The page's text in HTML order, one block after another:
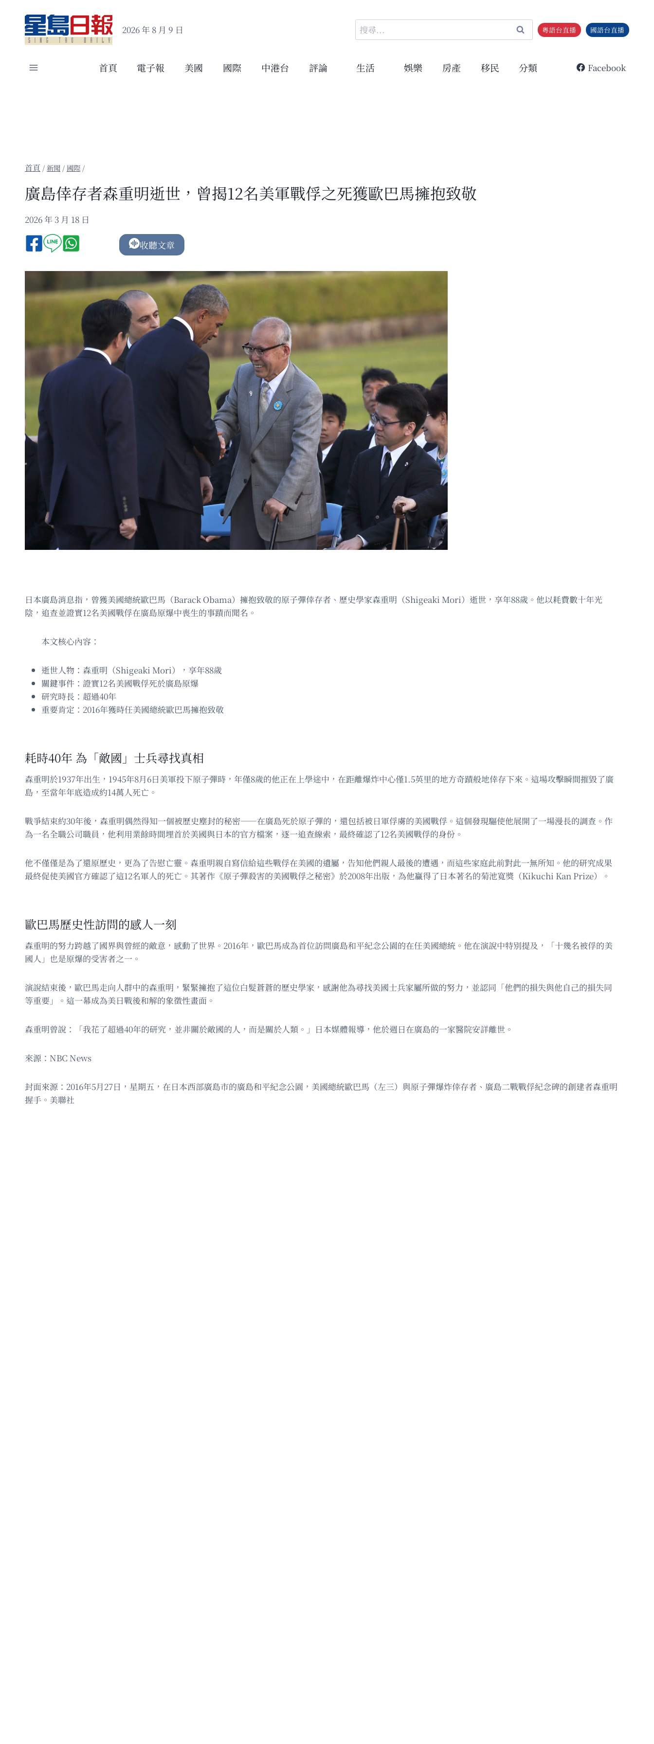
content
2026 年 8 月 9 日
搜
尋
鍵
粵語台直播 國語台直播
首頁 電子報 美國 國際 中港台 評論 生活 娛樂 房產 移民 分類 Facebook
/新聞 / 國際 /
廣島倖存者森重明逝世，曾揭12名美軍戰俘之死獲歐巴馬擁抱致敬
2026 年 3 月 18 日
收聽文章
日本廣島消息指，曾獲美國總統歐巴馬（Barack Obama）擁抱致敬的原子彈倖存者、歷史學家森重明（Shigeaki Mori）逝世，享年88歲。他以耗費數十年光
陰，追查並證實12名美國戰俘在廣島原爆中喪生的事蹟而聞名。
本文核心內容：
逝世人物：森重明（Shigeaki Mori），享年88歲
關鍵事件：證實12名美國戰俘死於廣島原爆
研究時長：超過40年
重要肯定：2016年獲時任美國總統歐巴馬擁抱致敬
耗時40年 為「敵國」士兵尋找真相
森重明於1937年出生，1945年8月6日美軍投下原子彈時，年僅8歲的他正在上學途中，在距離爆炸中心僅1.5英里的地方奇蹟般地倖存下來。這場攻擊瞬間摧毀了廣
島，至當年年底造成約14萬人死亡。
戰爭結束約30年後，森重明偶然得知一個被歷史塵封的秘密——在廣島死於原子彈的，還包括被日軍俘虜的美國戰俘。這個發現驅使他展開了一場漫長的調查。作
為一名全職公司職員，他利用業餘時間埋首於美國與日本的官方檔案，逐一追查線索，最終確認了12名美國戰俘的身份。
他不僅僅是為了還原歷史，更為了告慰亡靈。森重明親自寫信給這些戰俘在美國的遺屬，告知他們親人最後的遭遇，而這些家庭此前對此一無所知。他的研究成果
最終促使美國官方確認了這12名軍人的死亡。其著作《原子彈殺害的美國戰俘之秘密》於2008年出版，為他贏得了日本著名的菊池寬獎（Kikuchi Kan Prize）。
歐巴馬歷史性訪問的感人一刻
森重明的努力跨越了國界與曾經的敵意，感動了世界。2016年，歐巴馬成為首位訪問廣島和平紀念公園的在任美國總統。他在演說中特別提及，「十幾名被俘的美
國人」也是原爆的受害者之一。
演說結束後，歐巴馬走向人群中的森重明，緊緊擁抱了這位白髮蒼蒼的歷史學家，感謝他為尋找美國士兵家屬所做的努力，並認同「他們的損失與他自己的損失同
等重要」。這一幕成為美日戰後和解的象徵性畫面。
森重明曾說：「我花了超過40年的研究，並非關於敵國的人，而是關於人類。」日本媒體報導，他於週日在廣島的一家醫院安詳離世。
來源：NBC News
封面來源：2016年5月27日，星期五，在日本西部廣島市的廣島和平紀念公園，美國總統歐巴馬（左三）與原子彈爆炸倖存者、廣島二戰戰俘紀念碑的創建者森重明
握手。美聯社